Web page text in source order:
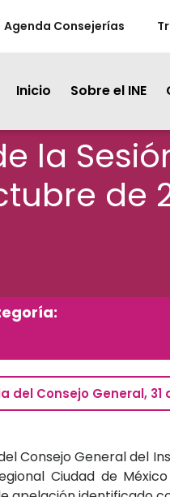
Agenda Consejerías
Inicio Sobre el INE
la
del Consejo General,
Consejo General del
Ciudad de